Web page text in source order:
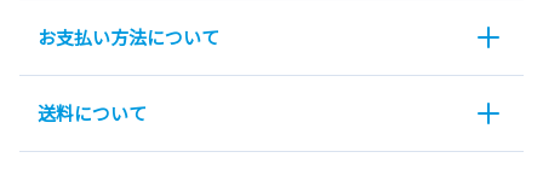
お支払い方法について
送料について